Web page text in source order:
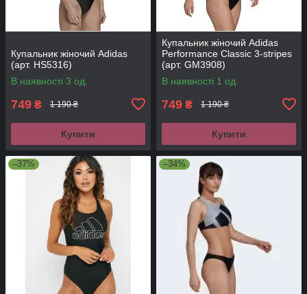
Купальник жіночий Adidas
(арт. HS5316)
В наявності 3 од.
749 ₴ 1 190 ₴
Купити
Купальник жіночий Adidas
Performance Classic 3-stripes
(арт. GM3908)
В наявності 1 од.
749 ₴ 1 190 ₴
Купити
–37% –34%